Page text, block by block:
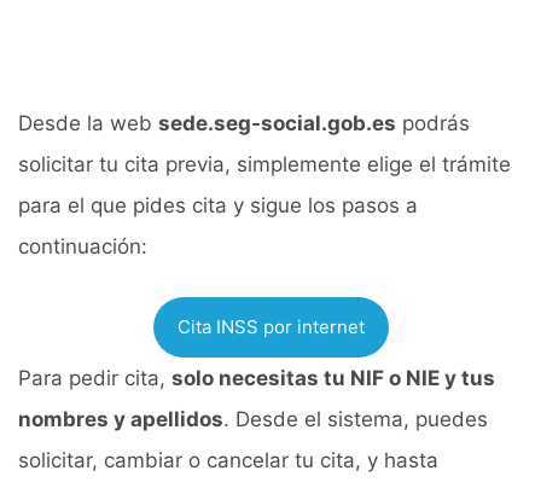
Desde la web sede.seg-social.gob.es podrás
solicitar tu cita previa, simplemente elige el trámite
para el que pides cita y sigue los pasos a
continuación:
Cita INSS por internet
Para pedir cita, solo necesitas tu NIF o NIE y tus
nombres y apellidos. Desde el sistema, puedes
solicitar, cambiar o cancelar tu cita, y hasta